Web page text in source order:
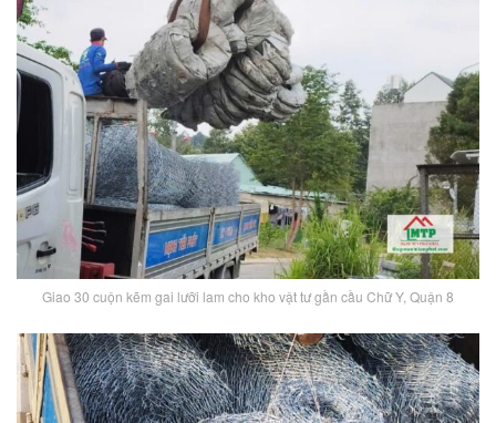
Giao 30 cuộn kẽm gai lưỡi lam cho kho vật tư gần cầu Chữ Y, Quận 8